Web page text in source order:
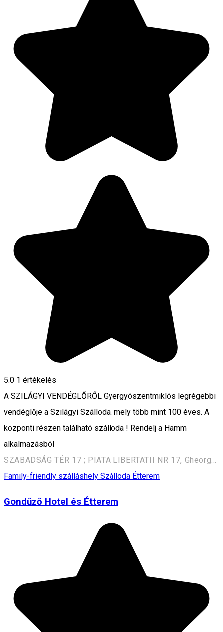
5.0 1 értékelés
A SZILÁGYI VENDÉGLŐRŐL Gyergyószentmiklós legrégebbi
vendéglője a Szilágyi Szálloda, mely több mint 100 éves. A
központi részen található szálloda ! Rendelj a Hamm
alkalmazásból
SZABADSÁG TÉR 17 ; PIATA LIBERTATII NR 17, Gheorgheni, Romania, 535500
Family-friendly szálláshely Szálloda Étterem
Gondűző Hotel és Étterem